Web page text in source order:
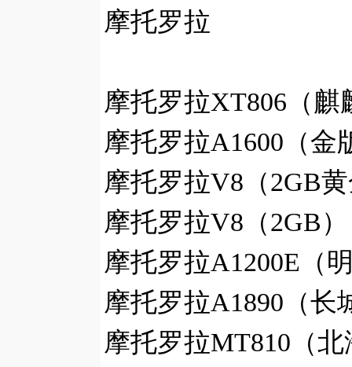
摩托罗拉
摩托罗拉XT806（麒
摩托罗拉A1600（
摩托罗拉V8（2GB
摩托罗拉V8（
摩托罗拉A1200E（
摩托罗拉A1890（
摩托罗拉MT810（